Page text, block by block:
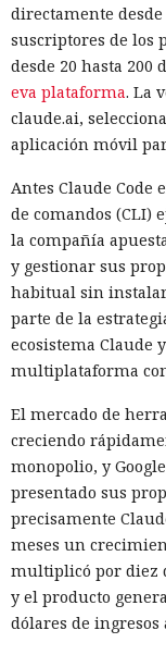
directamente desde
suscriptores de los
desde 20 hasta 200
eva plataforma. La
claude.ai,
aplicación móvil
Antes Claude Code
de comandos (CLI)
la compañía
y gestionar sus
habitual sin
parte de la
ecosistema Claude
multiplataforma
El mercado de
creciendo
monopolio, y
presentado sus
precisamente
meses un
multiplicó por diez
y el producto
dólares de ingresos